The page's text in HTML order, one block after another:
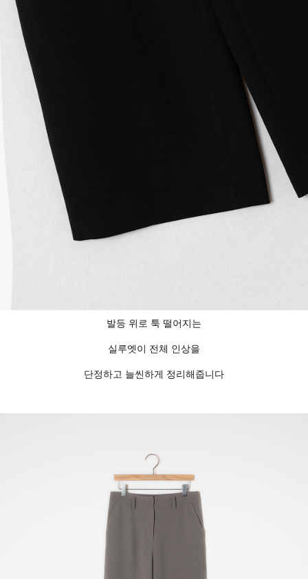
발등 위로 툭 떨어지는
실루엣이 전체 인상을
단정하고 늘씬하게 정리해줍니다